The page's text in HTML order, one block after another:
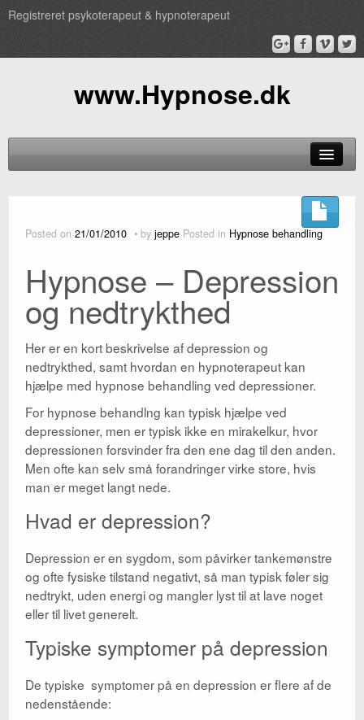
Registreret psykoterapeut & hypnoterapeut
www.Hypnose.dk
Pris
Profil
Book
Kontakt
Parterapi
Shop
Big Five
Wikipedia
Blog
Posted on 21/01/2010 by jeppe Posted in Hypnose behandling
Hypnose – Depression
og nedtrykthed
Her er en kort beskrivelse af depression og
nedtrykthed, samt hvordan en hypnoterapeut kan
hjælpe med hypnose behandling ved depressioner.
For hypnose behandlng kan typisk hjælpe ved
depressioner, men er typisk ikke en mirakelkur, hvor
depressionen forsvinder fra den ene dag til den anden.
Men ofte kan selv små forandringer virke store, hvis
man er meget langt nede.
Hvad er depression?
Depression er en sygdom, som påvirker tankemønstre
og ofte fysiske tilstand negativt, så man typisk føler sig
nedtrykt, uden energi og mangler lyst til at lave noget
eller til livet generelt.
Typiske symptomer på depression
De typiske symptomer på en depression er flere af de
nedenstående: